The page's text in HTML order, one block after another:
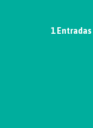
1 Entradas